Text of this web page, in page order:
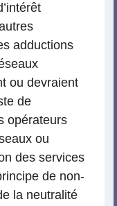
adductions
ou devraient
de
opérateurs
ou
des services
de non-
la neutralité